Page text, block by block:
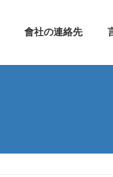
會社の連絡先